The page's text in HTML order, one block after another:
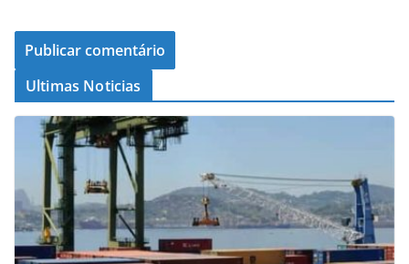
Ultimas Noticias